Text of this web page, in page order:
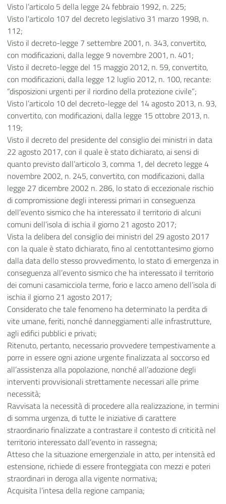
Visto l’articolo 5 della legge 24 febbraio 1992, n. 225;
Visto l'articolo 107 del decreto legislativo 31 marzo 1998, n.
112;
Visto il decreto-legge 7 settembre 2001, n. 343, convertito,
con modificazioni, dalla legge 9 novembre 2001, n. 401;
Visto il decreto-legge del 15 maggio 2012, n. 59, convertito,
con modificazioni, dalla legge 12 luglio 2012, n. 100, recante:
“disposizioni urgenti per il riordino della protezione civile”;
Visto l’articolo 10 del decreto-legge del 14 agosto 2013, n. 93,
convertito, con modificazioni, dalla legge 15 ottobre 2013, n.
119;
Visto il decreto del presidente del consiglio dei ministri in data
22 agosto 2017, con il quale è stato dichiarato, ai sensi di
quanto previsto dall’articolo 3, comma 1, del decreto legge 4
novembre 2002, n. 245, convertito, con modificazioni, dalla
legge 27 dicembre 2002 n. 286, lo stato di eccezionale rischio
di compromissione degli interessi primari in conseguenza
dell’evento sismico che ha interessato il territorio di alcuni
comuni dell’isola di ischia il giorno 21 agosto 2017;
Vista la delibera del consiglio dei ministri del 29 agosto 2017
con la quale è stato dichiarato, fino al centottantesimo giorno
dalla data dello stesso provvedimento, lo stato di emergenza in
conseguenza all’evento sismico che ha interessato il territorio
dei comuni casamicciola terme, forio e lacco ameno dell’isola di
ischia il giorno 21 agosto 2017;
Considerato che tale fenomeno ha determinato la perdita di
vite umane, feriti, nonché danneggiamenti alle infrastrutture,
agli edifici pubblici e privati;
Ritenuto, pertanto, necessario provvedere tempestivamente a
porre in essere ogni azione urgente finalizzata al soccorso ed
all’assistenza alla popolazione, nonché all’adozione degli
interventi provvisionali strettamente necessari alle prime
necessità;
Ravvisata la necessità di procedere alla realizzazione, in termini
di somma urgenza, di tutte le iniziative di carattere
straordinario finalizzate a contrastare il contesto di criticità nel
territorio interessato dall’evento in rassegna;
Atteso che la situazione emergenziale in atto, per intensità ed
estensione, richiede di essere fronteggiata con mezzi e poteri
straordinari in deroga alla vigente normativa;
Acquisita l’intesa della regione campania;